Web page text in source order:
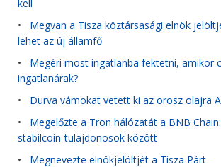
kell
• Megvan a Tisza köztársasági elnök
lehet az új államfő
• Megéri most ingatlanba fektetni, amikor
ingatlanárak?
• Durva vámokat vetett ki az orosz olajra
• Megelőzte a Tron hálózatát a BNB
stabilcoin-tulajdonosok között
• Megnevezte elnökjelöltjét a Tisza Párt